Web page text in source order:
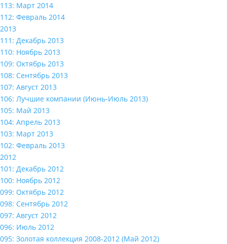
113: Март 2014
112: Февраль 2014
2013
111: Декабрь 2013
110: Ноябрь 2013
109: Октябрь 2013
108: Сентябрь 2013
107: Август 2013
106: Лучшие компании (Июнь-Июль 2013)
105: Май 2013
104: Апрель 2013
103: Март 2013
102: Февраль 2013
2012
101: Декабрь 2012
100: Ноябрь 2012
099: Октябрь 2012
098: Сентябрь 2012
097: Август 2012
096: Июль 2012
095: Золотая коллекция 2008-2012 (Май 2012)